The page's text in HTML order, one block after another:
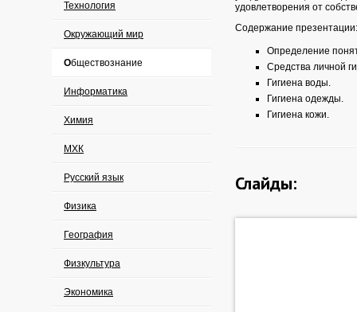
Технология
Окружающий мир
Обществознание
Информатика
Химия
МХК
Русский язык
Физика
География
Физкультура
Экономика
удовлетворения от
Содержание презентации:
Определение
Средства личной
Гигиена воды.
Гигиена одежды.
Гигиена кожи.
Слайды: